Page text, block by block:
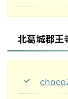
北葛城郡王